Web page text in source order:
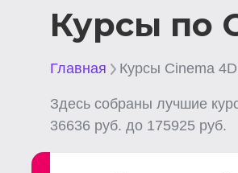
Курсы по
Главная Курсы Cinema 4D
Здесь собраны лучшие
36636 руб. до 175925 руб.